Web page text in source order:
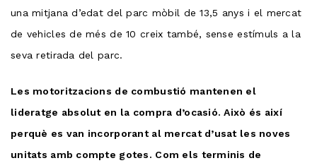
una mitjana d’edat del parc mòbil de 13,5 anys i el mercat
de vehicles de més de 10 creix també, sense estímuls a la
seva retirada del parc.
Les motoritzacions de combustió mantenen el
lideratge absolut en la compra d’ocasió. Això és així
perquè es van incorporant al mercat d’usat les noves
unitats amb compte gotes. Com els terminis de